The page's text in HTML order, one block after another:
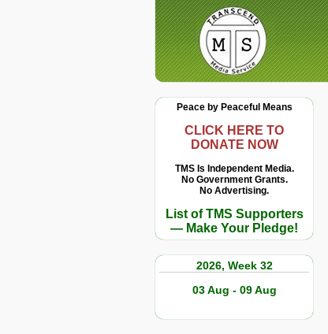
Peace by Peaceful Means
CLICK HERE TO
DONATE NOW
TMS Is Independent Media.
No Government Grants.
No Advertising.
List of TMS Supporters
— Make Your Pledge!
2026, Week 32
03 Aug - 09 Aug